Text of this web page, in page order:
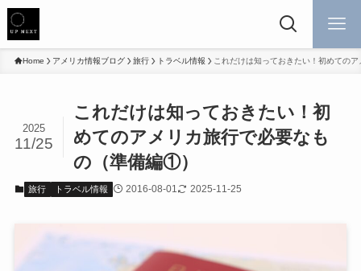
Home アメリカ情報ブログ 旅行 トラベル情報 これだけは知っておきたい！初めての
これだけは知っておきたい！初
めてのアメリカ旅行で必要なも
の（準備編①）
2025
11/25
旅行 トラベル情報 2016-08-01 2025-11-25